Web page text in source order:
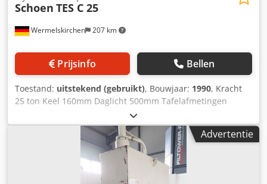
Wermelskirchen 207 km
Schoen TES C 25
Prijsinfo Bellen
Toestand: uitstekend (gebruikt), Bouwjaar: 1990, Kracht
25 ton Keel 160mm Daglicht 500mm Tafelafmetingen
650x650mm Rammetje rond 140mm Slag 130mm gevraagd
vermogen 4 KW Gewicht 2000kg hoogte 2100mm breedte
1100mm diepte 1500mm Dcedefcw Apopfx AanekAdvertentie